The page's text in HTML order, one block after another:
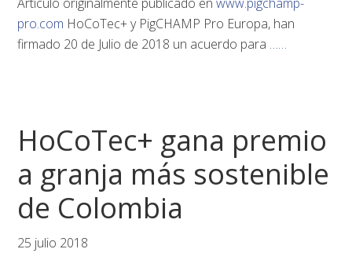
pro.com HoCoTec+ y PigCHAMP Pro Europa, han
firmado 20 de Julio de 2018 un acuerdo para ……
HoCoTec+ gana premio
a granja más sostenible
de Colombia
25 julio 2018